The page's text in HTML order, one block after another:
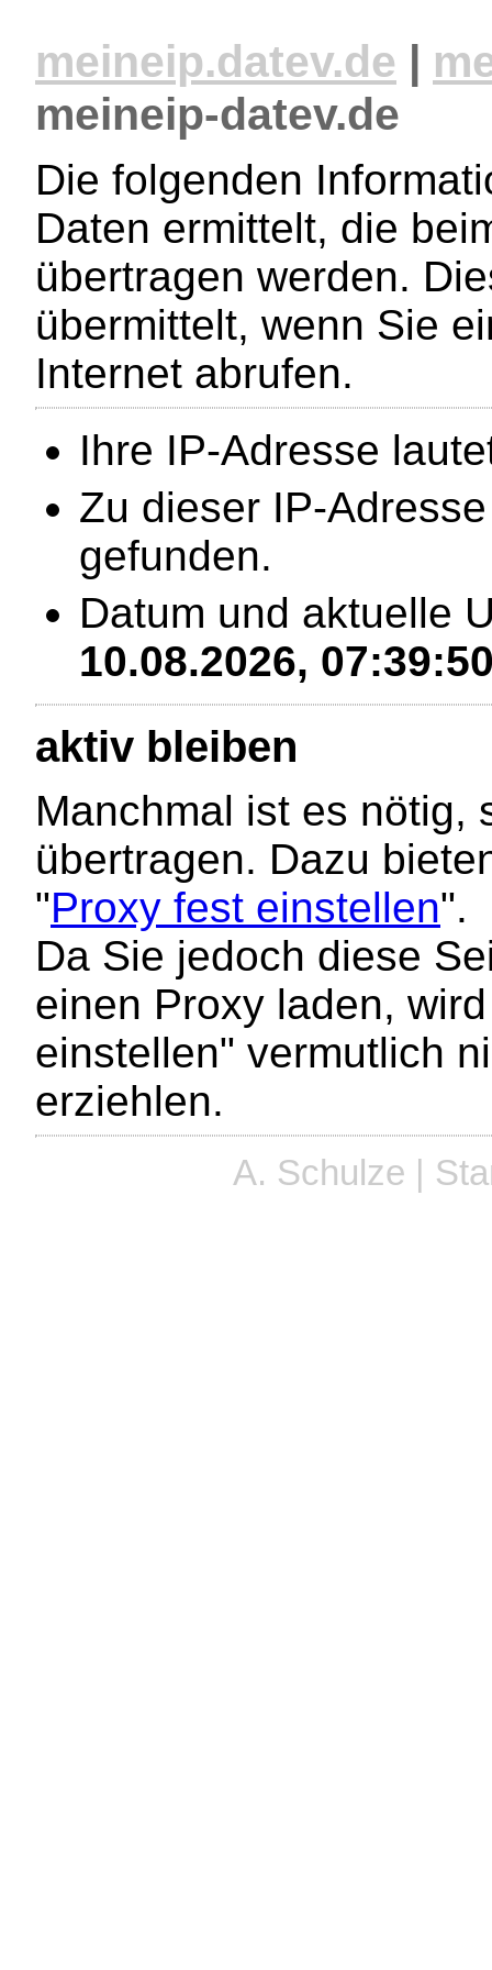
meineip.datev.de |
meineip-datev.de
Die folgenden
Daten ermittelt, die
übertragen werden.
übermittelt, wenn Sie
Internet abrufen.
Ihre IP-Adresse
Zu dieser IP-
gefunden.
Datum und aktuelle
10.08.2026,
aktiv bleiben
Manchmal ist es nötig,
übertragen. Dazu
"Proxy fest einstellen".
Da Sie jedoch diese
einen Proxy laden,
einstellen" vermutlich
erziehlen.
A. Schulze |